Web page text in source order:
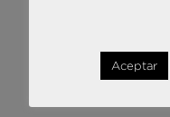
Aceptar